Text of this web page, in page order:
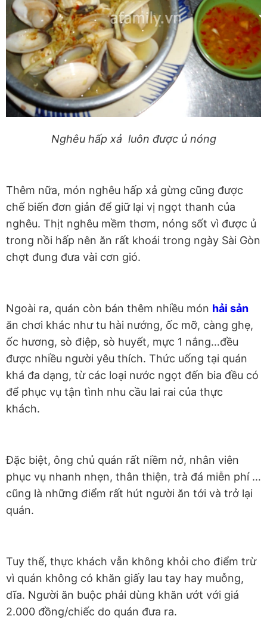
Nghêu hấp xả luôn được ủ nóng
Thêm nữa, món nghêu hấp xả gừng cũng được
chế biến đơn giản để giữ lại vị ngọt thanh của
nghêu. Thịt nghêu mềm thơm, nóng sốt vì được ủ
trong nồi hấp nên ăn rất khoái trong ngày Sài Gòn
chợt đung đưa vài cơn gió.
Ngoài ra, quán còn bán thêm nhiều món hải sản
ăn chơi khác như tu hài nướng, ốc mỡ, càng ghẹ,
ốc hương, sò điệp, sò huyết, mực 1 nắng…đều
được nhiều người yêu thích. Thức uống tại quán
khá đa dạng, từ các loại nước ngọt đến bia đều có
để phục vụ tận tình nhu cầu lai rai của thực
khách.
Đặc biệt, ông chủ quán rất niềm nở, nhân viên
phục vụ nhanh nhẹn, thân thiện, trà đá miễn phí …
cũng là những điểm rất hút người ăn tới và trở lại
quán.
Tuy thế, thực khách vẫn không khỏi cho điểm trừ
vì quán không có khăn giấy lau tay hay muỗng,
dĩa. Người ăn buộc phải dùng khăn ướt với giá
2.000 đồng/chiếc do quán đưa ra.